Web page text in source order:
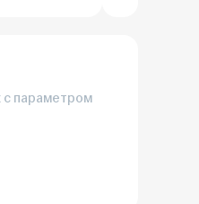
с параметром